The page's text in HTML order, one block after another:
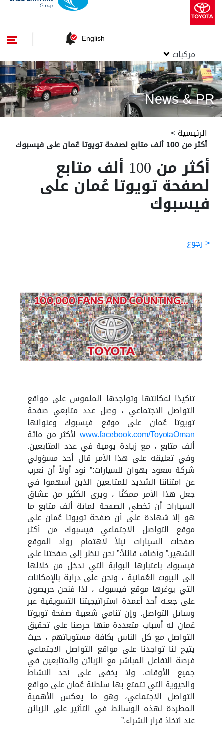
مركبات
English
News & PR
الرئيسية>
أكثر من 100 ألف متابع لصفحة تويوتا عُمان على فيسبوك
أكثر من 100 ألف متابع
لصفحة تويوتا عُمان على
فيسبوك
< رجوع
تأكيدًا لمكانتها وتواجدها الملموس على مواقع
التواصل الاجتماعي ، وصل عدد متابعي صفحة
تويوتا عُمان على موقع فيسبوك وعنوانها
www.facebook.com/ToyotaOman لأكثر من مائة
ألف متابع ، مع زيادة يومية في عدد المتابعين.
وفي تعليقه على هذا الأمر قال أحد مسؤولي
شركة سعود بهوان للسيارات:” نود أولاً أن نعرب
عن امتناننا الشديد للمتابعين الذين أسهموا في
جعل هذا الأمر ممكنًا ، ويرى الكثير من عشاق
السيارات أن تخطي الصفحة لمائة ألف متابع ما
هو إلا شهادة على أن صفحة تويوتا عُمان على
موقع التواصل الاجتماعي فيسبوك من أكثر
صفحات السيارات نيلاً لاهتمام رواد الموقع
الشهير.” وأضاف قائلاً:” نحن ننظر إلى صفحتنا على
فيسبوك باعتبارها البوابة التي ندخل من خلالها
إلى البيوت العُمانية ، ونحن على دراية بالإمكانات
التي يوفرها موقع فيسبوك ، لذا فنحن حريصون
على جعله أحد أعمدة استراتيجيتنا التسويقية عبر
وسائل التواصل. وإن تنامي شعبية صفحة تويوتا
عُمان له أسباب متعددة منها حرصنا على تحقيق
التواصل مع كل الناس بكافة مستوياتهم ، حيث
يتيح لنا تواجدنا على مواقع التواصل الاجتماعي
فرصة التفاعل المباشر مع الزبائن والمتابعين في
جميع الأوقات. ولا يخفى على أحد النشاط
والحيوية التي تتمتع بها سلطنة عُمان على مواقع
التواصل الاجتماعي، وهو ما يعكس الأهمية
المطردة لهذه الوسائط في التأثير على الزبائن
عند اتخاذ قرار الشراء.”